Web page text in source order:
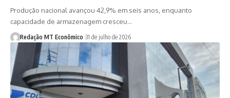
Produção nacional avançou 42,9% em seis anos, enquanto
capacidade de armazenagem cresceu…
Redação MT Econômico 31 de julho de 2026